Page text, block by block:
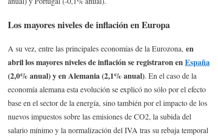
Los mayores niveles de inflación en Europa
A su vez, entre las principales economías de la Eurozona, en
abril los mayores niveles de inflación se registraron enEspaña
(2,0% anual) y en Alemania (2,1% anual). En el caso de la
economía alemana esta evolución se explicó no sólo por el efecto
base en el sector de la energía, sino también por el impacto de los
nuevos impuestos sobre las emisiones de CO2, la subida del
salario mínimo y la normalización del IVA tras su rebaja temporal